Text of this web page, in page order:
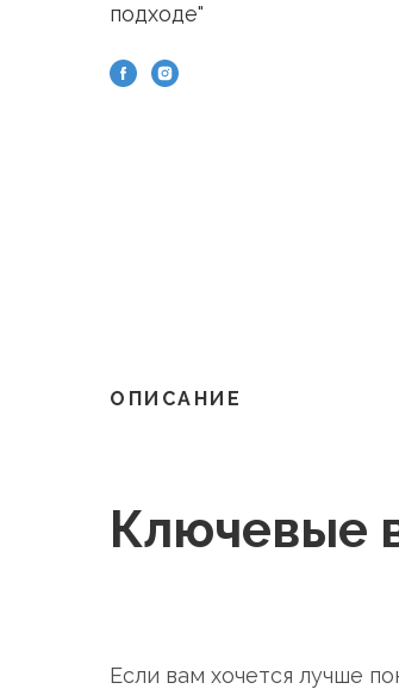
подходе"
ОПИСАНИЕ
Ключевые
Если вам хочется лучше